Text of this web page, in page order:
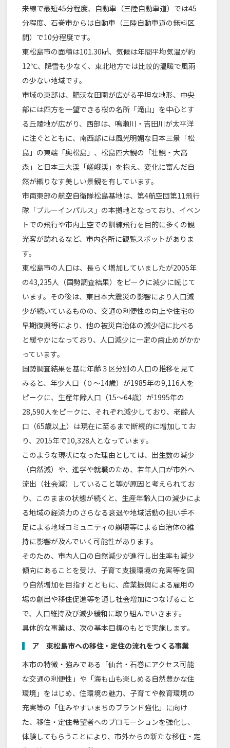
来線で最短45分程度、自動車（三陸自動車道）では45
分程度、石巻市からは自動車（三陸自動車道の無料区
間）で10分程度です。
東松島市の面積は101.30㎢、気候は年間平均気温が約
12℃、降雪も少なく、東北地方では比較的温暖で風雨
の少ない地域です。
市域の東部は、肥沃な田園が広がる平坦な地形、中央
部には四方を一望できる桜の名所「滝山」を中心とす
る丘陵地が広がり、西部は、鳴瀬川・吉田川が太平洋
に注ぐとともに、南西部には風光明媚な日本三景「松
島」の東端「奥松島」、松島四大観の「壮観・大高
森」と日本三大渓「嵯峨渓」を抱え、変化に富んだ自
然が織りなす美しい景観を有しています。
市南東部の航空自衛隊松島基地は、第4航空団第11飛行
隊「ブルーインパルス」の本拠地となっており、イベン
トでの飛行や市内上空での訓練飛行を目的に多くの観
光客が訪れるなど、市内各所に観覧スポットがありま
す。
東松島市の人口は、長らく増加していましたが2005年
の43,235人（国勢調査結果）をピークに減少に転じて
います。その後は、東日本大震災の影響により人口減
少が続いているものの、交通の利便性の向上や住宅の
早期復興等により、他の被災自治体の減少幅に比べる
と緩やかになっており、人口減少に一定の歯止めがかか
っています。
国勢調査結果を基に年齢３区分別の人口の推移を見て
みると、年少人口（０～14歳）が1985年の9,116人を
ピークに、生産年齢人口（15～64歳）が1995年の
28,590人をピークに、それぞれ減少しており、老齢人
口（65歳以上）は現在に至るまで断続的に増加してお
り、2015年で10,328人となっています。
このような現状になった理由としては、出生数の減少
（自然減）や、進学や就職のため、若年人口が市外へ
流出（社会減）していること等が原因と考えられてお
り、このままの状態が続くと、生産年齢人口の減少によ
る地域の経済力のさらなる衰退や地域活動の担い手不
足による地域コミュニティの崩壊等による自治体の維
持に影響が及んでいく可能性があります。
そのため、市内人口の自然減少が進行し出生率も減少
傾向にあることを受け、子育て支援環境の充実等を図
り自然増加を目指すとともに、産業振興による雇用の
場の創出や移住促進等を通し社会増加につなげること
で、人口維持及び減少緩和に取り組んでいきます。
具体的な事業は、次の基本目標のもとで実施します。
ア 東松島市への移住・定住の流れをつくる事業
本市の特徴・強みである「仙台・石巻にアクセス可能
な交通の利便性」や「海も山も楽しめる自然豊かな住
環境」をはじめ、住環境の魅力、子育てや教育環境の
充実等の「住みやすいまちのブランド強化」に向け
た、移住・定住希望者へのプロモーションを強化し、
体験してもらうことにより、市外からの新たな移住・定